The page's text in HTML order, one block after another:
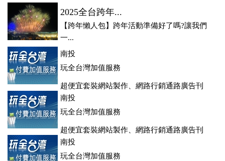
2025全台跨年...
【跨年懶人包】跨年活動準備好了嗎?讓我們
一...
南投
玩全台灣加值服務
超便宜套裝網站製作、網路行銷通路廣告刊
登、訂房系統、客房委託旅行社銷售，全面優惠中....
南投
玩全台灣加值服務
超便宜套裝網站製作、網路行銷通路廣告刊
登、訂房系統、客房委託旅行社銷售，全面優惠中....
南投
玩全台灣加值服務